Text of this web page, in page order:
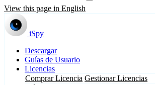
View this page in English
iSpy
Descargar
Guías de Usuario
Licencias
Comprar Licencia Gestionar Licencias